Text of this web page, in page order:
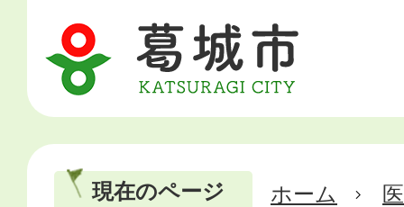
現在のページ ホーム